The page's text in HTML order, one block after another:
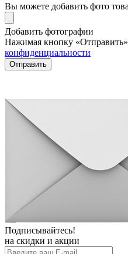
Вы можете добавить фото
Добавить фотографии
Нажимая кнопку
конфиденциальности
Отправить
Подписывайтесь!
на скидки и акции